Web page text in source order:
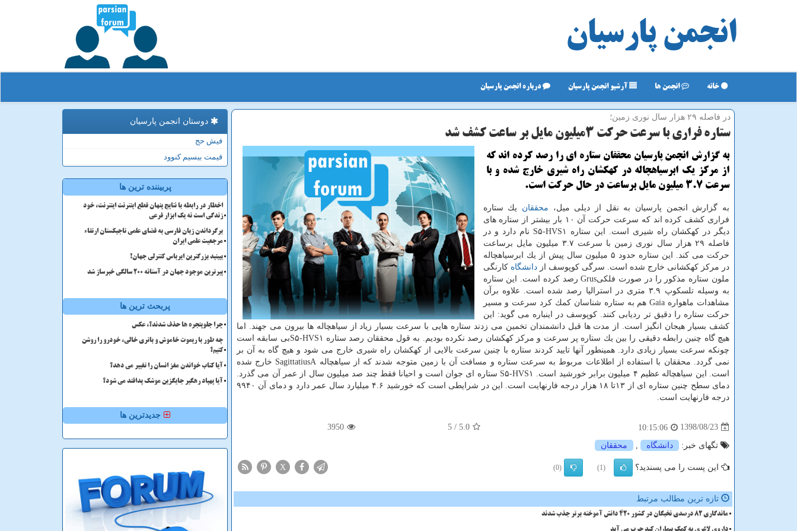
انجمن پارسیان
خانه انجمن ها آرشیو انجمن پارسیان درباره انجمن پارسیان
در فاصله ۲۹ هزار سال نوری زمین؛
ستاره فراری با سرعت حركت ۳میلیون مایل بر ساعت كشف شد
به گزارش انجمن پارسیان محققان ستاره ای را رصد كرده اند كه
از مركز یك ابرسیاهچاله در كهكشان راه شیری خارج شده و با
سرعت ۳.۷ میلیون مایل برساعت در حال حركت است.
به گزارش انجمن پارسیان به نقل از دیلی میل، محققان یك ستاره
فراری كشف كرده اند كه سرعت حركت آن ۱۰ بار بیشتر از ستاره های
دیگر در كهكشان راه شیری است. این ستاره S۵-HVS۱ نام دارد و در
فاصله ۲۹ هزار سال نوری زمین با سرعت ۳.۷ میلیون مایل برساعت
حركت می كند. این ستاره حدود ۵ میلیون سال پیش از یك ابرسیاهچاله
در مركز كهكشانی خارج شده است. سرگی كوپوسف ازدانشگاه كارنگی
ملون ستاره مذكور را در صورت فلكیGrus رصد كرده است. این ستاره
به وسیله تلسكوپ ۳.۹ متری در استرالیا رصد شده است. علاوه برآن
مشاهدات ماهواره Gaia هم به ستاره شناسان كمك كرد سرعت و مسیر
حركت ستاره را دقیق تر ردیابی كنند. كوپوسف در اینباره می گوید: این
كشف بسیار هیجان انگیز است. از مدت ها قبل دانشمندان تخمین می زدند ستاره هایی با سرعت بسیار زیاد از سیاهچاله ها بیرون می جهند. اما
هیچ گاه چنین رابطه دقیقی را بین یك ستاره پر سرعت و مركز كهكشان رصد نكرده بودیم. به قول محققان رصد ستاره S۵-HVS۱بی سابقه است
چونكه سرعت بسیار زیادی دارد. همینطور آنها تایید كردند ستاره با چنین سرعت بالایی از كهكشان راه شیری خارج می شود و هیچ گاه به آن بر
نمی گردد. محققان با استفاده از اطلاعات مربوط به سرعت ستاره و مسافت آن با زمین متوجه شدند كه از سیاهچاله SagittatiusA خارج شده
است. این سیاهچاله عظیم ۴ میلیون برابر خورشید است. S۵-HVS۱ ستاره ای جوان است و احیانا فقط چند صد میلیون سال از عمر آن می گذرد.
دمای سطح چنین ستاره ای از ۱۳تا ۱۸ هزار درجه فارنهایت است. این در شرایطی است كه خورشید ۴.۶ میلیارد سال عمر دارد و دمای آن ۹۹۴۰
درجه فارنهایت است.
1398/08/23
10:15:06
5.0
/ 5
3950
تگهای خبر: دانشگاه محققان
این پست را می پسندید؟ (1)
(0)
X
تازه ترین مطالب مرتبط
ماندگاری 82 درصدی نخبگان در کشور 420 دانش آموخته برتر جذب شدند
دوستان انجمن پارسیان
فیش حج
قیمت بیسیم کنوود
پربیننده ترین ها
اخطار در رابطه با نتایج پنهان قطع اینترنت اینترنت، خود
زندگی است نه یک ابزار فرعی
برگرداندن زبان فارسی به فضای علمی تاجیکستان ارتقاء
مرجعیت علمی ایران
ببینید بزرگترین ایرباس کنترلی جهان!
پیرترین موجود جهان در آستانه ۲۰۰ سالگی خبرساز شد
پربحث ترین ها
چرا جلوپنجره ها حذف شدند؟، عکس
چه طور با ریموت خاموش و باتری خالی، خودرو را روشن
کنیم؟
آیا کتاب خواندن مغز انسان را تغییر می دهد؟
آیا پهپاد رهگیر جایگزین موشک پدافند می شود؟
جدیدترین ها